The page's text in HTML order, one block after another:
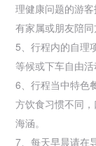
理健康问题的游
有家属或朋友陪
5、行程内的自理
等候或下车自由活
6、行程当中特色
方饮食习惯不同
海涵。
7、每天早晨请在